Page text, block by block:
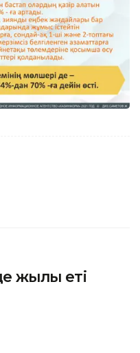
жылқы еті